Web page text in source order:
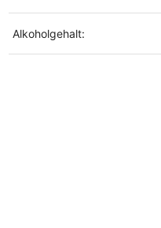
Alkoholgehalt: